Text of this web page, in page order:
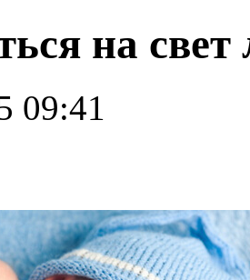
на
09:41